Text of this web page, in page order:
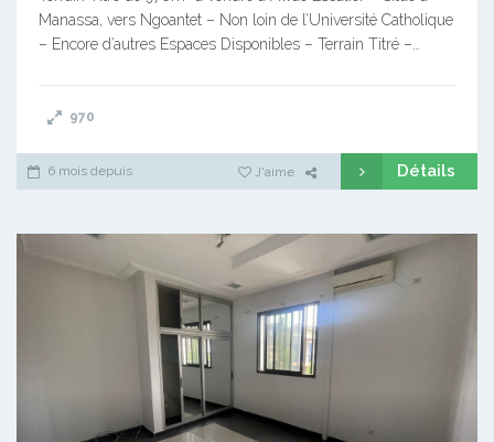
Manassa, vers Ngoantet – Non loin de l’Université Catholique
– Encore d’autres Espaces Disponibles – Terrain Titré –…
970
6 mois depuis J'aime Détails